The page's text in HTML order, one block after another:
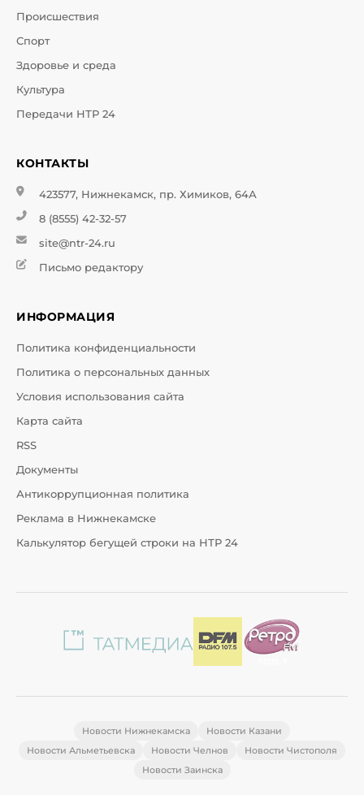
Происшествия
Спорт
Здоровье и среда
Культура
Передачи НТР 24
КОНТАКТЫ
423577, Нижнекамск, пр. Химиков, 64А
8 (8555) 42-32-57
site@ntr-24.ru
Письмо редактору
ИНФОРМАЦИЯ
Политика конфиденциальности
Политика о персональных данных
Условия использования сайта
Карта сайта
RSS
Документы
Антикоррупционная политика
Реклама в Нижнекамске
Калькулятор бегущей строки на НТР 24
Новости Нижнекамска
Новости Казани
Новости Альметьевска
Новости Челнов
Новости Чистополя
Новости Заинска